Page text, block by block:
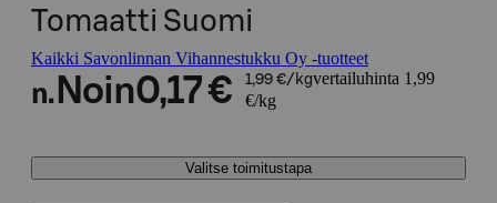
Tomaatti Suomi
Kaikki Savonlinnan Vihannestukku Oy -tuotteet
n. Noin0,17 € 1,99 €/kgvertailuhinta 1,99
€/kg
Valitse toimitustapa